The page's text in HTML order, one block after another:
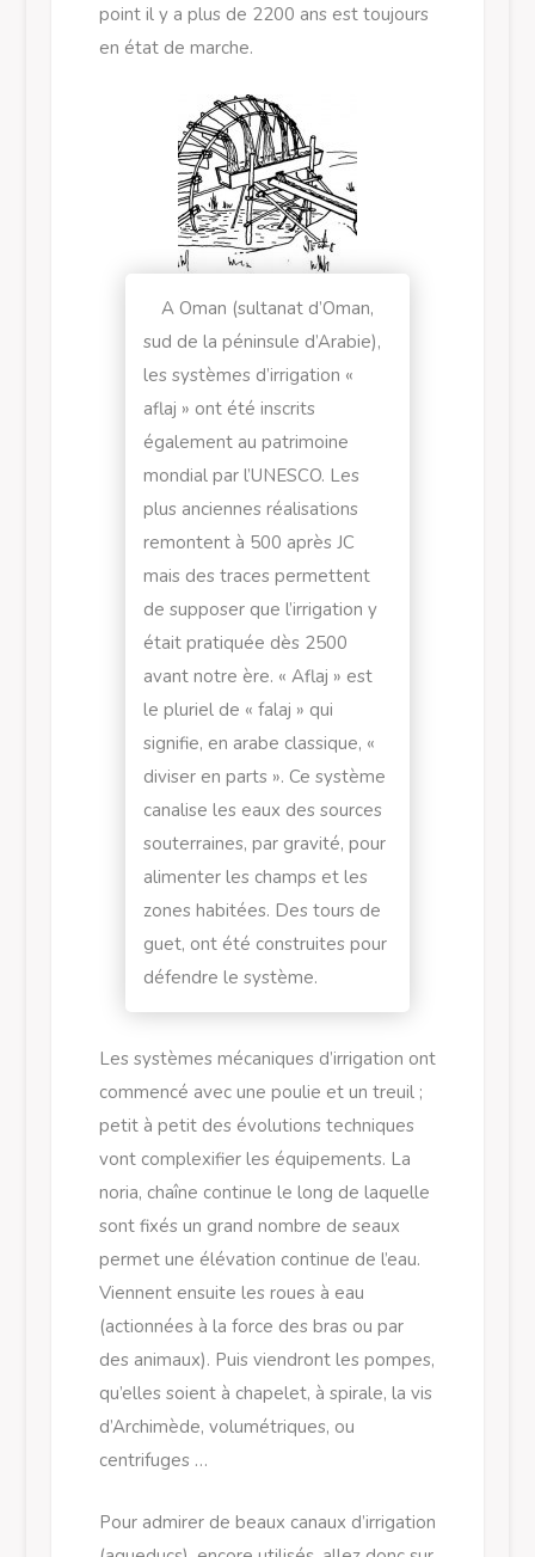
point il y a plus de 2200 ans est toujours
en état de marche.
A Oman (sultanat d’Oman,
sud de la péninsule d’Arabie),
les systèmes d’irrigation «
aflaj » ont été inscrits
également au patrimoine
mondial par l’UNESCO. Les
plus anciennes réalisations
remontent à 500 après JC
mais des traces permettent
de supposer que l’irrigation y
était pratiquée dès 2500
avant notre ère. « Aflaj » est
le pluriel de « falaj » qui
signifie, en arabe classique, «
diviser en parts ». Ce système
canalise les eaux des sources
souterraines, par gravité, pour
alimenter les champs et les
zones habitées. Des tours de
guet, ont été construites pour
défendre le système.
Les systèmes mécaniques d’irrigation ont
commencé avec une poulie et un treuil ;
petit à petit des évolutions techniques
vont complexifier les équipements. La
noria, chaîne continue le long de laquelle
sont fixés un grand nombre de seaux
permet une élévation continue de l’eau.
Viennent ensuite les roues à eau
(actionnées à la force des bras ou par
des animaux). Puis viendront les pompes,
qu’elles soient à chapelet, à spirale, la vis
d’Archimède, volumétriques, ou
centrifuges …
Pour admirer de beaux canaux d’irrigation